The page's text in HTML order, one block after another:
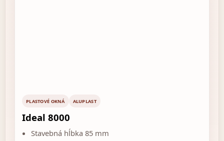
PLASTOVÉ OKNÁ ALUPLAST
Ideal 8000
Stavebná hĺbka 85 mm